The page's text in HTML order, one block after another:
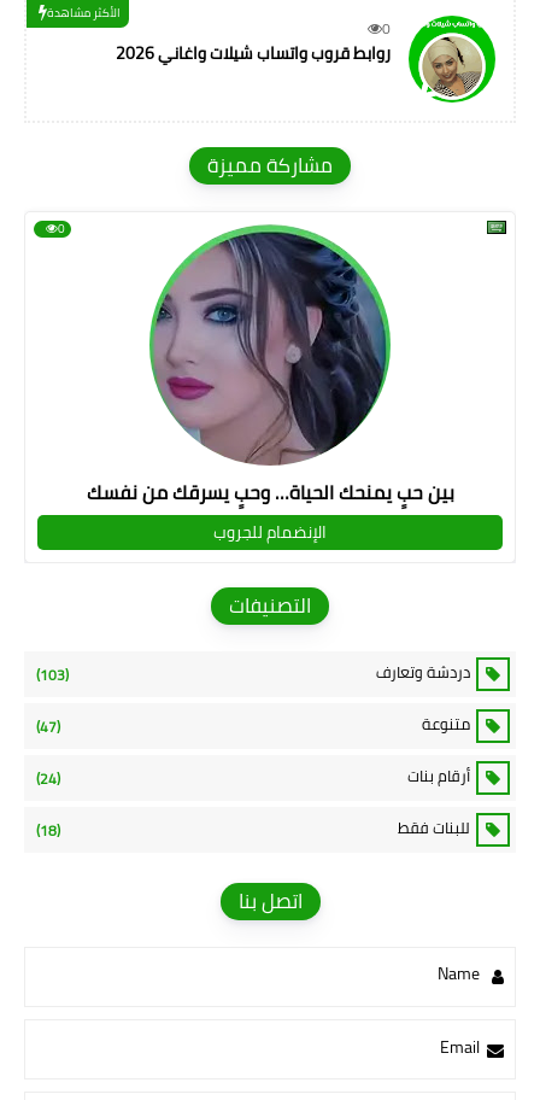
0
الأكثر مشاهدة
روابط قروب واتساب شيلات واغاني 2026
مشاركة مميزة
بين حبٍ يمنحك الحياة… وحبٍ يسرقك من نفسك
0
الإنضمام للجروب
التصنيفات
دردشة وتعارف (103)
متنوعة (47)
أرقام بنات (24)
للبنات فقط (18)
اتصل بنا
Name
Email